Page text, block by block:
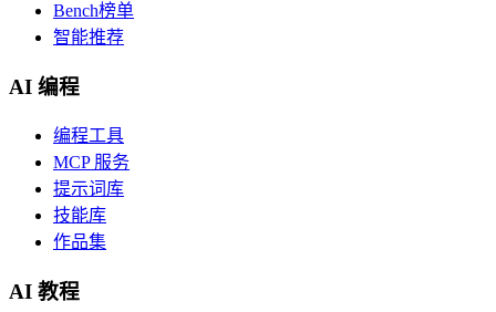
Bench榜单
智能推荐
AI 编程
编程工具
MCP 服务
提示词库
技能库
作品集
AI 教程